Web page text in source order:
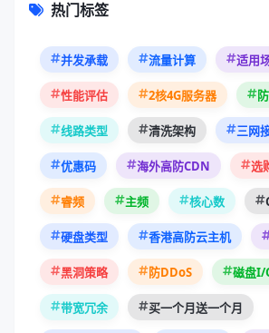
热门标签
并发承载 流量计算 适用
性能评估 2核4G服务器
线路类型 清洗架构 三网
优惠码 海外高防CDN 选
睿频 主频 核心数
硬盘类型 香港高防云主机
黑洞策略 防DDoS 磁盘I/
带宽冗余 买一个月送一个月